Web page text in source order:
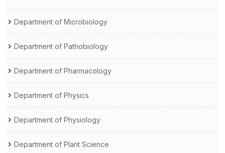
Department of Microbiology
Department of Pathobiology
Department of Pharmacology
Department of Physics
Department of Physiology
Department of Plant Science